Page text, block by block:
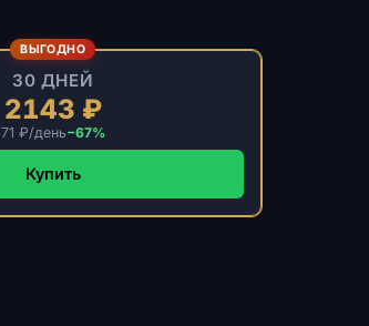
ВЫГОДНО
30 ДНЕЙ
2143 ₽
71 ₽/день−67%
Купить